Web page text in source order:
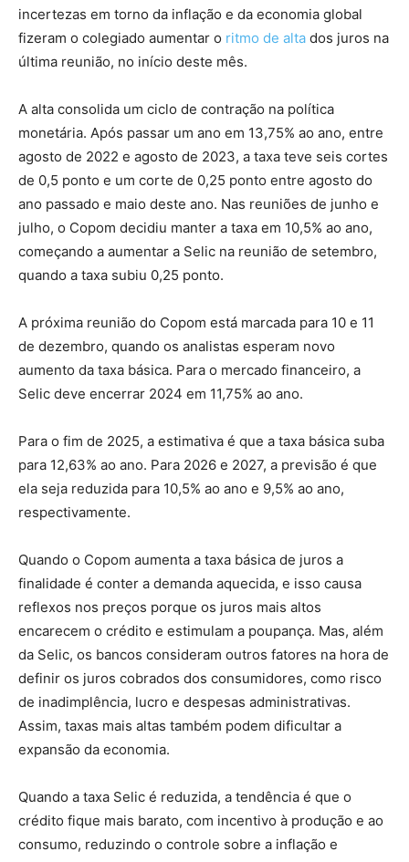
incertezas em torno da inflação e da economia global
fizeram o colegiado aumentar o ritmo de alta dos juros na
última reunião, no início deste mês.
A alta consolida um ciclo de contração na política
monetária. Após passar um ano em 13,75% ao ano, entre
agosto de 2022 e agosto de 2023, a taxa teve seis cortes
de 0,5 ponto e um corte de 0,25 ponto entre agosto do
ano passado e maio deste ano. Nas reuniões de junho e
julho, o Copom decidiu manter a taxa em 10,5% ao ano,
começando a aumentar a Selic na reunião de setembro,
quando a taxa subiu 0,25 ponto.
A próxima reunião do Copom está marcada para 10 e 11
de dezembro, quando os analistas esperam novo
aumento da taxa básica. Para o mercado financeiro, a
Selic deve encerrar 2024 em 11,75% ao ano.
Para o fim de 2025, a estimativa é que a taxa básica suba
para 12,63% ao ano. Para 2026 e 2027, a previsão é que
ela seja reduzida para 10,5% ao ano e 9,5% ao ano,
respectivamente.
Quando o Copom aumenta a taxa básica de juros a
finalidade é conter a demanda aquecida, e isso causa
reflexos nos preços porque os juros mais altos
encarecem o crédito e estimulam a poupança. Mas, além
da Selic, os bancos consideram outros fatores na hora de
definir os juros cobrados dos consumidores, como risco
de inadimplência, lucro e despesas administrativas.
Assim, taxas mais altas também podem dificultar a
expansão da economia.
Quando a taxa Selic é reduzida, a tendência é que o
crédito fique mais barato, com incentivo à produção e ao
consumo, reduzindo o controle sobre a inflação e